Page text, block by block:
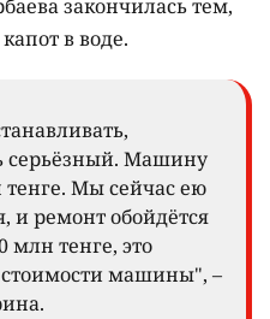
закончилась тем,
в воде.
серьёзный. Машину
Мы сейчас ею
и ремонт обойдётся
млн тенге, это
стоимости машины", –